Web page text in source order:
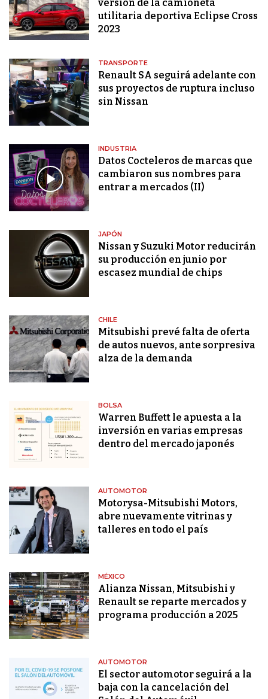
versión de la camioneta
utilitaria deportiva Eclipse Cross
2023
TRANSPORTE
Renault SA seguirá adelante con
sus proyectos de ruptura incluso
sin Nissan
INDUSTRIA
Datos Cocteleros de marcas que
cambiaron sus nombres para
entrar a mercados (II)
JAPÓN
Nissan y Suzuki Motor reducirán
su producción en junio por
escasez mundial de chips
CHILE
Mitsubishi prevé falta de oferta
de autos nuevos, ante sorpresiva
alza de la demanda
BOLSA
Warren Buffett le apuesta a la
inversión en varias empresas
dentro del mercado japonés
AUTOMOTOR
Motorysa-Mitsubishi Motors,
abre nuevamente vitrinas y
talleres en todo el país
MÉXICO
Alianza Nissan, Mitsubishi y
Renault se reparte mercados y
programa producción a 2025
AUTOMOTOR
El sector automotor seguirá a la
baja con la cancelación del